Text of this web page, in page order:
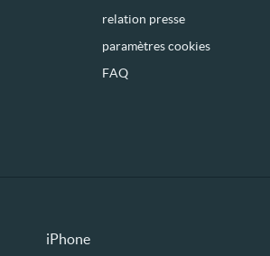
relation presse
paramètres cookies
FAQ
iPhone